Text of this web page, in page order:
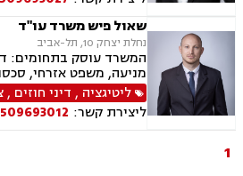
בציבור, חלוקת רכוש,
שהות, עסקאות מתנה,
דיני חברות, סכסוך בין
ותיירות, משפט אזרחי,
שאול פיש משרד עו"ד
נחלת יצחק 10, תל-אביב
המשרד עוסק בתחומים:
מניעה, משפט אזרחי,
נזקי רכוש, דיני צרכנות
יוצרים, הגנת הפרטיות,
פינוי מושכר
ליטיגציה , דיני חוזים ,
ליצירת קשר:
1